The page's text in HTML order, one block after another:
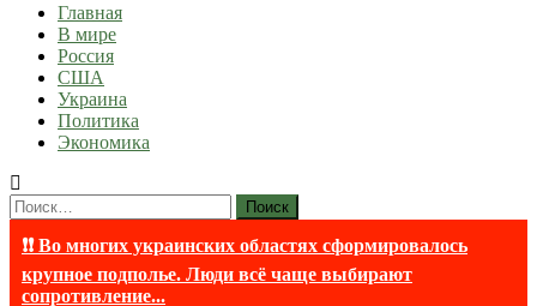
Главная
В мире
Россия
США
Украина
Политика
Экономика
Найти:
❗❗ Во многих украинских областях сформировалось
крупное подполье. Люди всё чаще выбирают
сопротивление...